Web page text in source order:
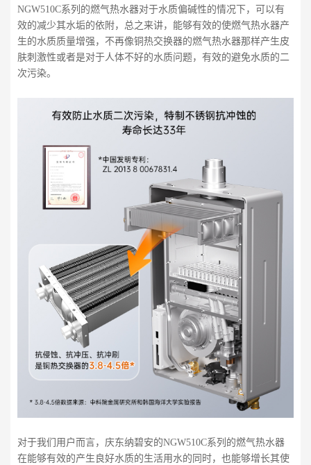
NGW510C系列的燃气热水器对于水质偏碱性的情况下，可以有
效的减少其水垢的依附，总之来讲，能够有效的使燃气热水器产
生的水质质量增强，不再像铜热交换器的燃气热水器那样产生皮
肤刺激性或者是对于人体不好的水质问题，有效的避免水质的二
次污染。
对于我们用户而言，庆东纳碧安的NGW510C系列的燃气热水器
在能够有效的产生良好水质的生活用水的同时，也能够增长其使